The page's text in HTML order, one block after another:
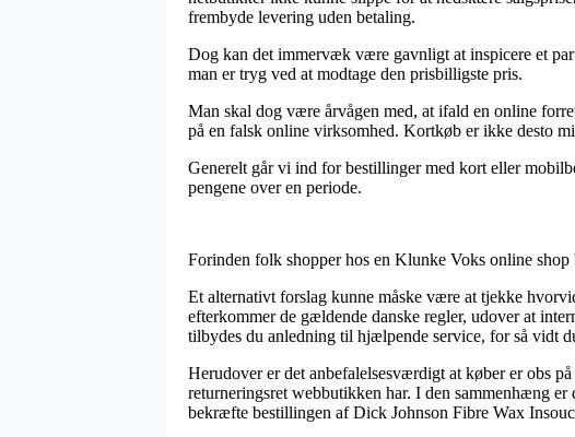
frembyde levering uden betaling.
Dog kan det immervæk være gavnligt at inspicere et
man er tryg ved at modtage den prisbilligste pris.
Man skal dog være årvågen med, at ifald en online
på en falsk online virksomhed. Kortkøb er ikke desto
Generelt går vi ind for bestillinger med kort eller
pengene over en periode.
Forinden folk shopper hos en Klunke Voks online
Et alternativt forslag kunne måske være at tjekke
efterkommer de gældende danske regler, udover at
tilbydes du anledning til hjælpende service, for så vidt
Herudover er det anbefalelsesværdigt at køber er obs
returneringsret webbutikken har. I den sammenhæng
bekræfte bestillingen af Dick Johnson Fibre Wax